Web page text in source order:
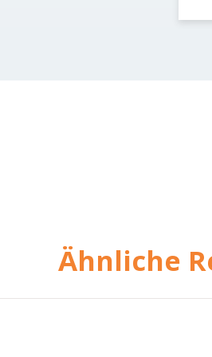
Ähnliche